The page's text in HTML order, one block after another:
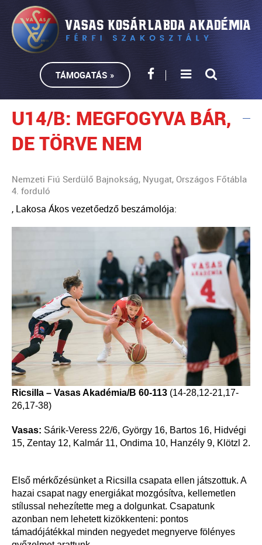
TÁMOGATÁS »
U14/B: MEGFOGYVA BÁR,
DE TÖRVE NEM
Nemzeti Fiú Serdülő Bajnokság, Nyugat, Országos Főtábla
4. forduló
, Lakosa Ákos vezetőedző beszámolója:
Ricsilla – Vasas Akadémia/B 60-113 (14-28,12-21,17-
26,17-38)
Vasas: Sárik-Veress 22/6, György 16, Bartos 16, Hidvégi
15, Zentay 12, Kalmár 11, Ondima 10, Hanzély 9, Klötzl 2.
Első mérkőzésünket a Ricsilla csapata ellen játszottuk. A
hazai csapat nagy energiákat mozgósítva, kellemetlen
stílussal nehezítette meg a dolgunkat. Csapatunk
azonban nem lehetett kizökkenteni: pontos
támadójátékkal minden negyedet megnyerve fölényes